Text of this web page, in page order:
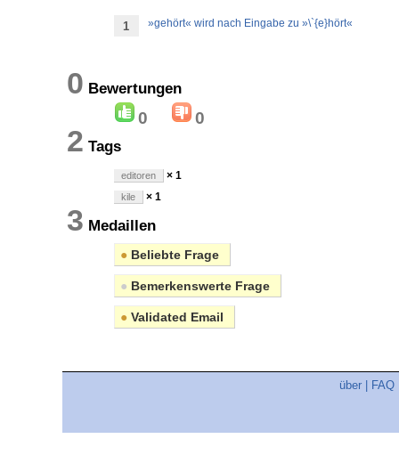
1 »gehört« wird nach Eingabe zu »\`{e}hört«
0 Bewertungen
0 0
2 Tags
editoren × 1
kile × 1
3 Medaillen
● Beliebte Frage
● Bemerkenswerte Frage
● Validated Email
über FAQ